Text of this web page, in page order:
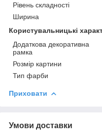
Рівень складності
Ширина
Користувальницькі
Додаткова декоративна
рамка
Розмір картини
Тип фарби
Приховати
Умови доставки